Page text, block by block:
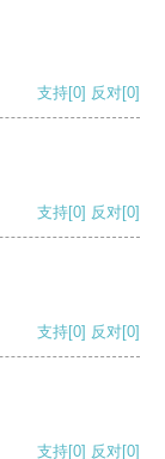
支持[0] 反对[0]
支持[0] 反对[0]
支持[0] 反对[0]
支持[0] 反对[0]